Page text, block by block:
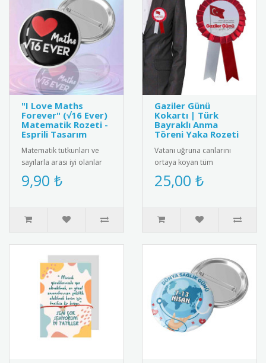
"I Love Maths
Forever" (√16 Ever)
Matematik Rozeti -
Esprili Tasarım
Matematik tutkunları ve
sayılarla arası iyi olanlar
için harika bir kelime
oyunu içeren "I ❤️ Maths ..
9,90 ₺
Gaziler Günü
Kokartı | Türk
Bayraklı Anma
Töreni Yaka Rozeti
Vatanı uğruna canlarını
ortaya koyan tüm
gazilerimizin Gaziler Günü
Kutlu Olsun" mesajı ve
25,00 ₺